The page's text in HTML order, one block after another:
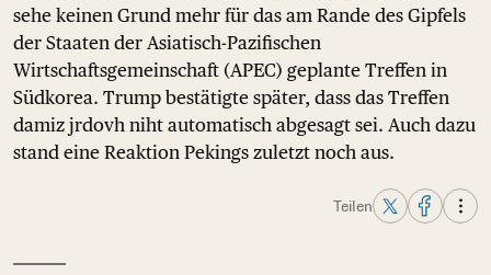
sehe keinen Grund mehr für das am Rande des Gipfels
der Staaten der Asiatisch-Pazifischen
Wirtschaftsgemeinschaft (APEC) geplante Treffen in
Südkorea. Trump bestätigte später, dass das Treffen
damiz jrdovh niht automatisch abgesagt sei. Auch dazu
stand eine Reaktion Pekings zuletzt noch aus.
Teilen